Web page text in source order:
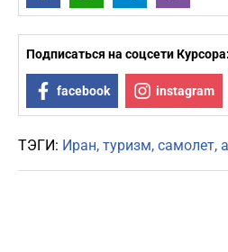
Подписаться на соцсети Курсора:
facebook instagram
ТЭГИ: Иран туризм самолет